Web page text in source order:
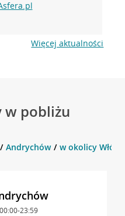
Więcej aktualności
w pobliżu
Andrychów w okolicy
23:59